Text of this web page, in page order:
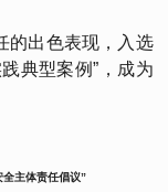
的出色表现，入选
典型案例”，成为
主体责任倡议”